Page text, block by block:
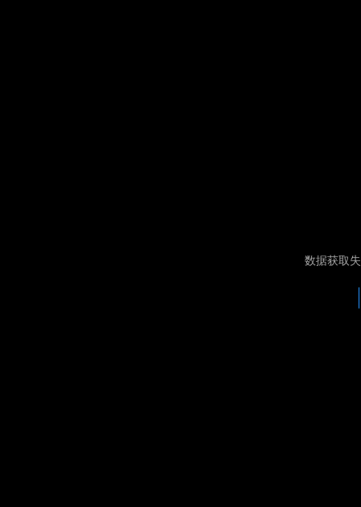
数据获取